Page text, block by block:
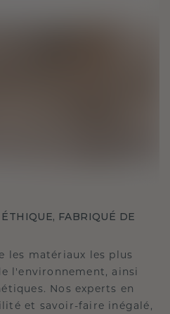
FABRIQUÉ DE
les matériaux les plus
l'environnement, ainsi
Nos experts en
et savoir-faire inégalé,